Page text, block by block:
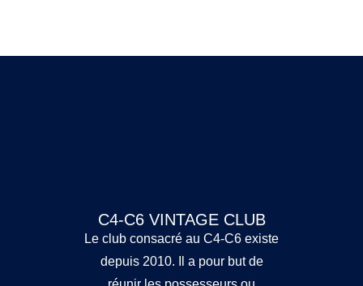
C4-C6 VINTAGE CLUB
Le club consacré au C4-C6 existe
depuis 2010. Il a pour but de